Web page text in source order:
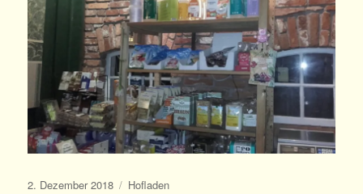
Veröffentlicht
2. Dezember 2018 Kategorien
Hofladen